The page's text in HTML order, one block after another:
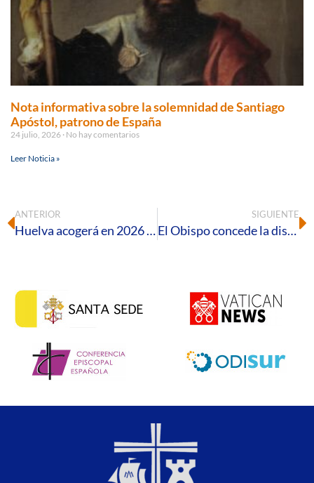
Nota informativa sobre la solemnidad de Santiago
Apóstol, patrono de España
24 julio, 2026 No hay comentarios
Leer Noticia »
ANTERIOR
Huelva acogerá en 2026 el I Foro Andaluz de Empresas Socialmente Comprometidas
SIGUIENTE
El Obispo concede la distinción Pro Onubense Ecclesia a cuatro referentes de la vida diocesana